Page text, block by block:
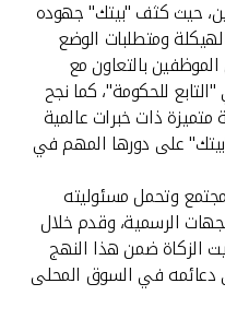
حيث كثف "بيتك" جهوده
ومتطلبات الوضع
بالتعاون مع
للحكومة"، كما نجح
ذات خبرات عالمية
على دورها المهم في
وتحمل مسئوليته
الرسمية، وقدم خلال
إلى بيت الزكاة ضمن هذا النهج
دعائمه في السوق المحلى